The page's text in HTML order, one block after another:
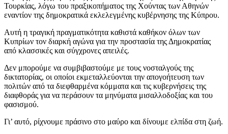
Τουρκίας, λόγω του πραξικοπήματος της Χούντας των Αθηνών
εναντίον της δημοκρατικά εκλελεγμένης κυβέρνησης της Κύπρου.
Αυτή η τραγική πραγματικότητα καθιστά καθήκον όλων των
Κυπρίων τον διαρκή αγώνα για την προστασία της Δημοκρατίας
από κλασσικές και σύγχρονες απειλές.
Δεν μπορούμε να συμβιβαστούμε με τους νοσταλγούς της
δικτατορίας, οι οποίοι εκμεταλλεύονται την απογοήτευση των
πολιτών από τα διεφθαρμένα κόμματα και τις κυβερνήσεις της
διαφθοράς για να περάσουν τα μηνύματα μισαλλοδοξίας και του
φασισμού.
Γι’ αυτό, ρίχνουμε πράσινο στο μαύρο και δίνουμε ελπίδα στη ζωή.